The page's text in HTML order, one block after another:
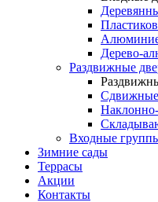
Дерево-
Раздвижные
Сдвижные
Входные
Зимние сады
Террасы
Акции
Контакты